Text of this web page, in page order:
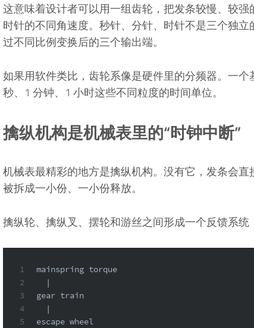
这意味着设计者可以用一组齿轮，把发条较慢、较强
时针的不同角速度。秒针、分针、时针不是三个独
过不同比例变换后的三个输出端。
如果用软件类比，齿轮系像是硬件里的分频器。一
秒、1 分钟、1 小时这些不同粒度的时间单位。
擒纵机构是机械表里的“时钟中断”
机械表最精彩的地方是擒纵机构。没有它，发条会
被拆成一小份、一小份释放。
擒纵轮、擒纵叉、摆轮和游丝之间形成一个反馈系统
1
2
3
4
5
mainspring torque
  |
gear train
  |
escape wheel